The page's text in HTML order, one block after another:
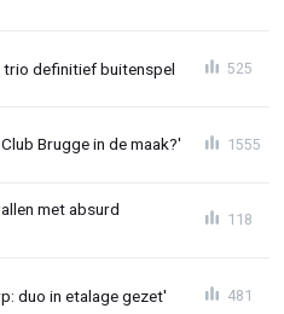
trio definitief buitenspel 525
Brugge in de maak?' 1555
met absurd
118
duo in etalage gezet' 481